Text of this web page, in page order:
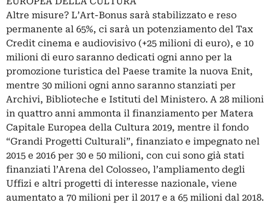
Altre misure? L’Art-Bonus sarà stabilizzato e reso
permanente al 65%, ci sarà un potenziamento del Tax
Credit cinema e audiovisivo (+25 milioni di euro), e 10
milioni di euro saranno dedicati ogni anno per la
promozione turistica del Paese tramite la nuova Enit,
mentre 30 milioni ogni anno saranno stanziati per
Archivi, Biblioteche e Istituti del Ministero. A 28 milioni
in quattro anni ammonta il finanziamento per Matera
Capitale Europea della Cultura 2019, mentre il fondo
“Grandi Progetti Culturali”, finanziato e impegnato nel
2015 e 2016 per 30 e 50 milioni, con cui sono già stati
finanziati l’Arena del Colosseo, l’ampliamento degli
Uffizi e altri progetti di interesse nazionale, viene
aumentato a 70 milioni per il 2017 e a 65 milioni dal 2018.